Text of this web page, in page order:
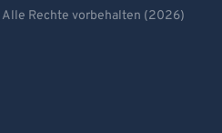
Alle Rechte vorbehalten (2026)